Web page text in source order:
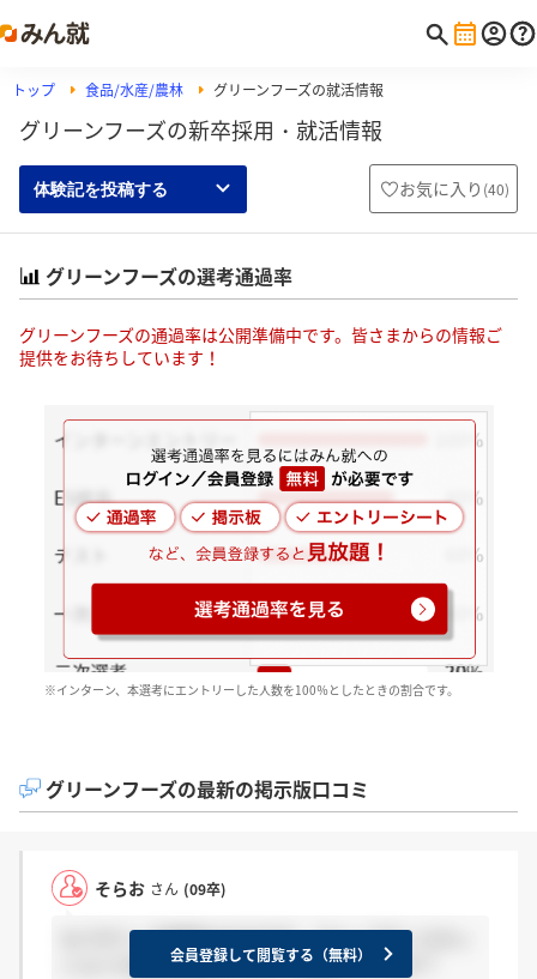
トップ 食品/水産/農林 グリーンフーズの就活情報
グリーンフーズの新卒採用・就活情報
体験記を投稿する お気に入り (40)
グリーンフーズの選考通過率
グリーンフーズの通過率は公開準備中です。皆さまからの情報ご
提供をお待ちしています！
※インターン、本選考にエントリーした人数を100％としたときの割合です。
グリーンフーズの最新の掲示版口コミ
そらお さん (09卒)
もうすぐ一次選考なのですが、クループディスカッ
ションと適性検査はどのような感じでしたか？
会員登録して閲覧する（無料）